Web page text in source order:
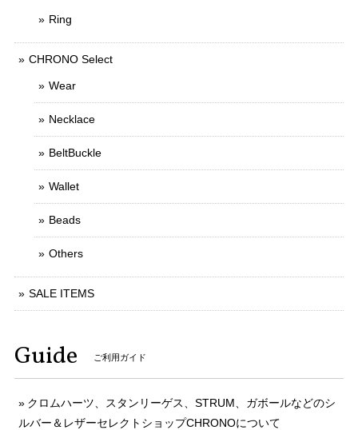
Ring
CHRONO Select
Wear
Necklace
BeltBuckle
Wallet
Beads
Others
SALE ITEMS
Guide ご利用ガイド
クロムハーツ、スタンリーゲス、STRUM、ガボールなどのシ
ルバー＆レザーセレクトショップCHRONOについて